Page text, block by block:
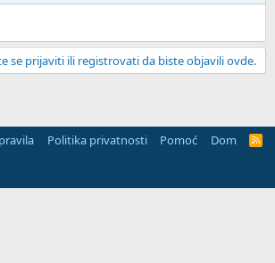
se prijaviti ili registrovati da biste objavili ovde.
Politika privatnosti Pomoć Dom
R